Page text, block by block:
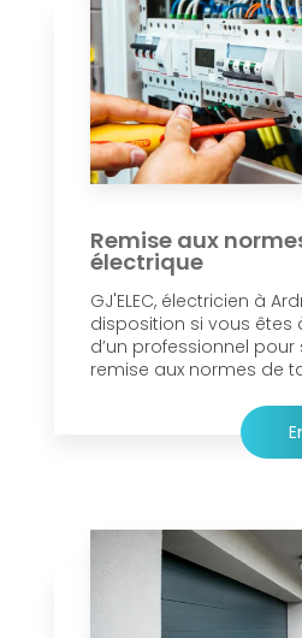
Remise aux
électrique
GJ'ELEC, électricien à
disposition si vous êtes
d’un professionnel pour
remise aux normes de